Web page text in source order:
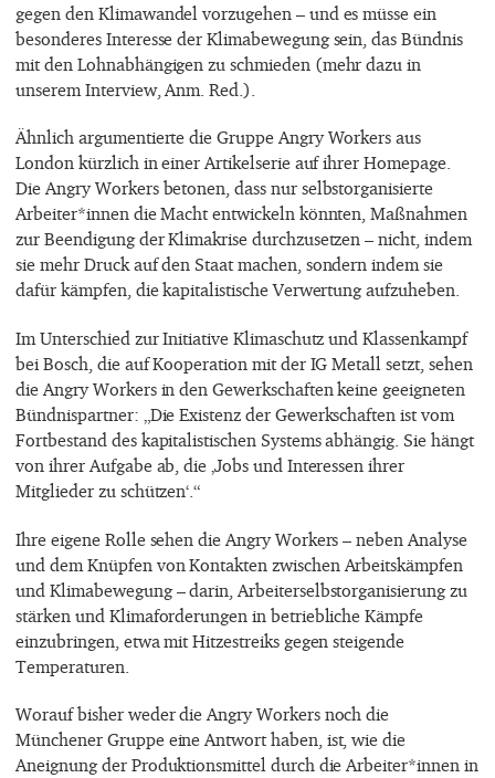
gegen den Klimawandel vorzugehen – und es müsse ein
besonderes Interesse der Klimabewegung sein, das Bündnis
mit den Lohnabhängigen zu schmieden (mehr dazu in
unserem Interview, Anm. Red.).
Ähnlich argumentierte die Gruppe Angry Workers aus
London kürzlich in einer Artikelserie auf ihrer Homepage.
Die Angry Workers betonen, dass nur selbstorganisierte
Arbeiter*innen die Macht entwickeln könnten, Maßnahmen
zur Beendigung der Klimakrise durchzusetzen – nicht, indem
sie mehr Druck auf den Staat machen, sondern indem sie
dafür kämpfen, die kapitalistische Verwertung aufzuheben.
Im Unterschied zur Initiative Klimaschutz und Klassenkampf
bei Bosch, die auf Kooperation mit der IG Metall setzt, sehen
die Angry Workers in den Gewerkschaften keine geeigneten
Bündnispartner: „Die Existenz der Gewerkschaften ist vom
Fortbestand des kapitalistischen Systems abhängig. Sie hängt
von ihrer Aufgabe ab, die ‚Jobs und Interessen ihrer
Mitglieder zu schützen‘.“
Ihre eigene Rolle sehen die Angry Workers – neben Analyse
und dem Knüpfen von Kontakten zwischen Arbeitskämpfen
und Klimabewegung – darin, Arbeiterselbstorganisierung zu
stärken und Klimaforderungen in betriebliche Kämpfe
einzubringen, etwa mit Hitzestreiks gegen steigende
Temperaturen.
Worauf bisher weder die Angry Workers noch die
Münchener Gruppe eine Antwort haben, ist, wie die
Aneignung der Produktionsmittel durch die Arbeiter*innen in